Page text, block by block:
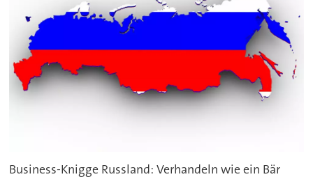
Business-Knigge Russland: Verhandeln wie ein Bär